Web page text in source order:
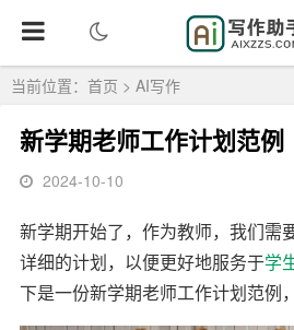
当前位置： 首页 > AI写作
新学期老师工作计划范例
2024-10-10
新学期开始了，作为教师，我们需
详细的计划，以便更好地服务于学
下是一份新学期老师工作计划范例